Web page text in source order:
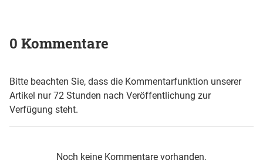
0 Kommentare
Bitte beachten Sie, dass die Kommentarfunktion unserer
Artikel nur 72 Stunden nach Veröffentlichung zur
Verfügung steht.
Noch keine Kommentare vorhanden.